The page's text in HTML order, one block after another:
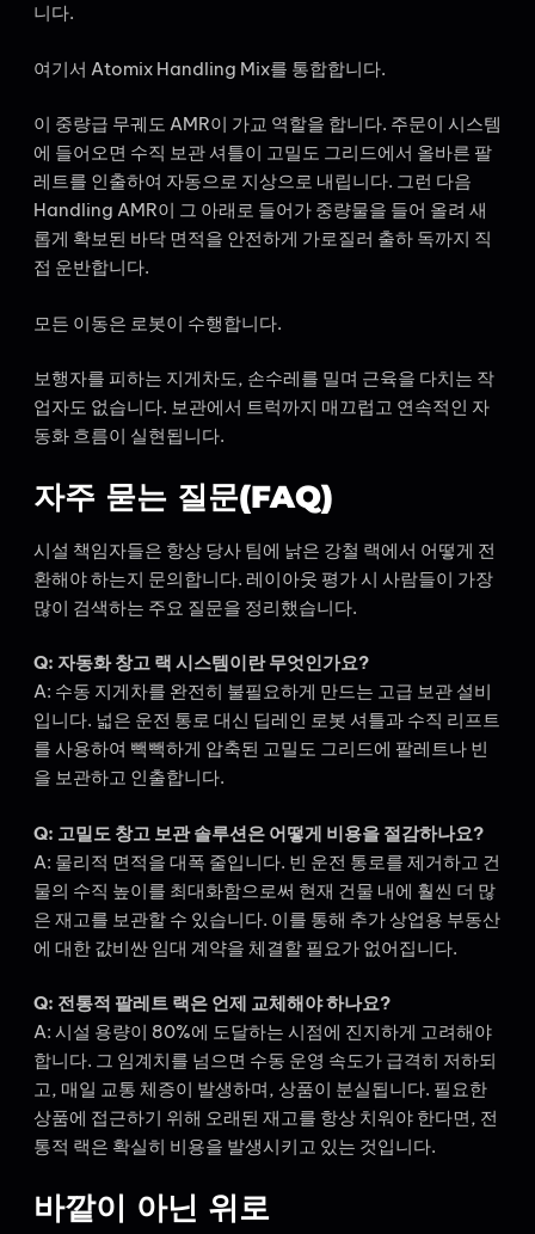
니다.
여기서 Atomix Handling Mix를 통합합니다.
이 중량급 무궤도 AMR이 가교 역할을 합니다. 주문이 시스템
에 들어오면 수직 보관 셔틀이 고밀도 그리드에서 올바른 팔
레트를 인출하여 자동으로 지상으로 내립니다. 그런 다음
Handling AMR이 그 아래로 들어가 중량물을 들어 올려 새
롭게 확보된 바닥 면적을 안전하게 가로질러 출하 독까지 직
접 운반합니다.
모든 이동은 로봇이 수행합니다.
보행자를 피하는 지게차도, 손수레를 밀며 근육을 다치는 작
업자도 없습니다. 보관에서 트럭까지 매끄럽고 연속적인 자
동화 흐름이 실현됩니다.
자주 묻는 질문(FAQ)
시설 책임자들은 항상 당사 팀에 낡은 강철 랙에서 어떻게 전
환해야 하는지 문의합니다. 레이아웃 평가 시 사람들이 가장
많이 검색하는 주요 질문을 정리했습니다.
Q: 자동화 창고 랙 시스템이란 무엇인가요?
A: 수동 지게차를 완전히 불필요하게 만드는 고급 보관 설비
입니다. 넓은 운전 통로 대신 딥레인 로봇 셔틀과 수직 리프트
를 사용하여 빽빽하게 압축된 고밀도 그리드에 팔레트나 빈
을 보관하고 인출합니다.
Q: 고밀도 창고 보관 솔루션은 어떻게 비용을 절감하나요?
A: 물리적 면적을 대폭 줄입니다. 빈 운전 통로를 제거하고 건
물의 수직 높이를 최대화함으로써 현재 건물 내에 훨씬 더 많
은 재고를 보관할 수 있습니다. 이를 통해 추가 상업용 부동산
에 대한 값비싼 임대 계약을 체결할 필요가 없어집니다.
Q: 전통적 팔레트 랙은 언제 교체해야 하나요?
A: 시설 용량이 80%에 도달하는 시점에 진지하게 고려해야
합니다. 그 임계치를 넘으면 수동 운영 속도가 급격히 저하되
고, 매일 교통 체증이 발생하며, 상품이 분실됩니다. 필요한
상품에 접근하기 위해 오래된 재고를 항상 치워야 한다면, 전
통적 랙은 확실히 비용을 발생시키고 있는 것입니다.
바깥이 아닌 위로